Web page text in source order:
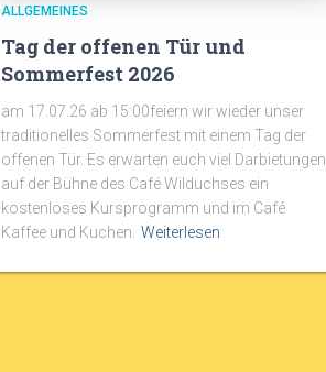
ALLGEMEINES
Tag der offenen Tür und
Sommerfest 2026
am 17.07.26 ab 15:00feiern wir wieder unser
traditionelles Sommerfest mit einem Tag der
offenen Tür. Es erwarten euch viel Darbietungen
auf der Bühne des Café Wilduchses ein
kostenloses Kursprogramm und im Café
Kaffee und Kuchen. Weiterlesen